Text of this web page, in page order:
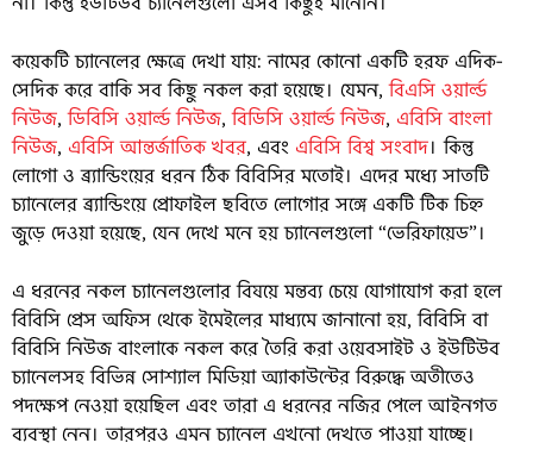
কয়েকটি চ্যানেলের ক্ষেত্রে দেখা যায়: নামের কোনো একটি হরফ এদিক-
সেদিক করে বাকি সব কিছু নকল করা হয়েছে। যেমন,বিএসি ওয়ার্ল্ড
নিউজ,ডিবিসি ওয়ার্ল্ড নিউজ,বিডিসি ওয়ার্ল্ড নিউজ, এবিসি বাংলা
নিউজ, এবিসি আন্তর্জাতিক খবর, এবং এবিসি বিশ্ব সংবাদ। কিন্তু
লোগো ও ব্র্যান্ডিংয়ের ধরন ঠিক বিবিসির মতোই। এদের মধ্যে সাতটি
চ্যানেলের ব্র্যান্ডিংয়ে প্রোফাইল ছবিতে লোগোর সঙ্গে একটি টিক চিহ্ন
জুড়ে দেওয়া হয়েছে, যেন দেখে মনে হয় চ্যানেলগুলো “ভেরিফায়েড”।
এ ধরনের নকল চ্যানেলগুলোর বিষয়ে মন্তব্য চেয়ে যোগাযোগ করা হলে
বিবিসি প্রেস অফিস থেকে ইমেইলের মাধ্যমে জানানো হয়, বিবিসি বা
বিবিসি নিউজ বাংলাকে নকল করে তৈরি করা ওয়েবসাইট ও ইউটিউব
চ্যানেলসহ বিভিন্ন সোশ্যাল মিডিয়া অ্যাকাউন্টের বিরুদ্ধে অতীতেও
পদক্ষেপ নেওয়া হয়েছিল এবং তারা এ ধরনের নজির পেলে আইনগত
ব্যবস্থা নেন। তারপরও এমন চ্যানেল এখনো দেখতে পাওয়া যাচ্ছে।